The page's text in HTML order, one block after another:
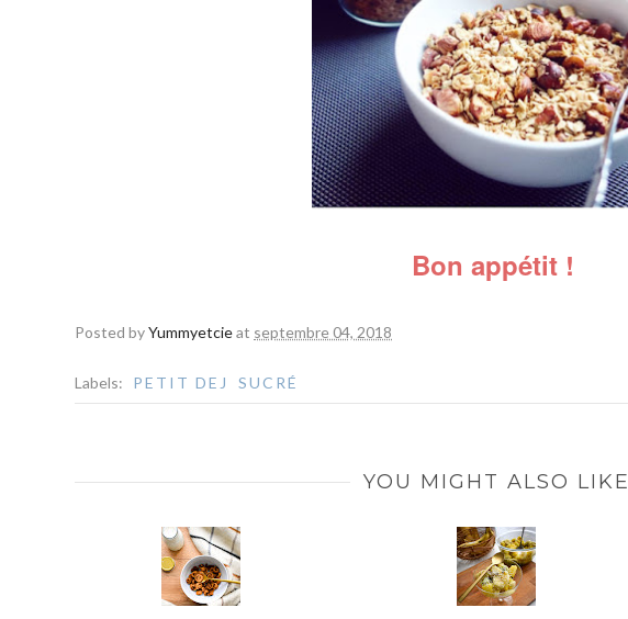
Bon appétit !
Posted byYummyetcieat septembre 04, 2018
Labels: PETIT DEJ SUCRÉ
YOU MIGHT ALSO LIKE